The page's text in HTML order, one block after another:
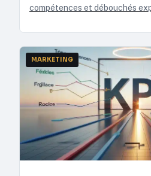
compétences et débouchés
MARKETING